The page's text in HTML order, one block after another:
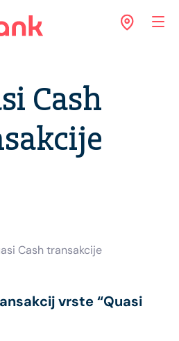
Cash
Cash transakcije
vrste “Quasi